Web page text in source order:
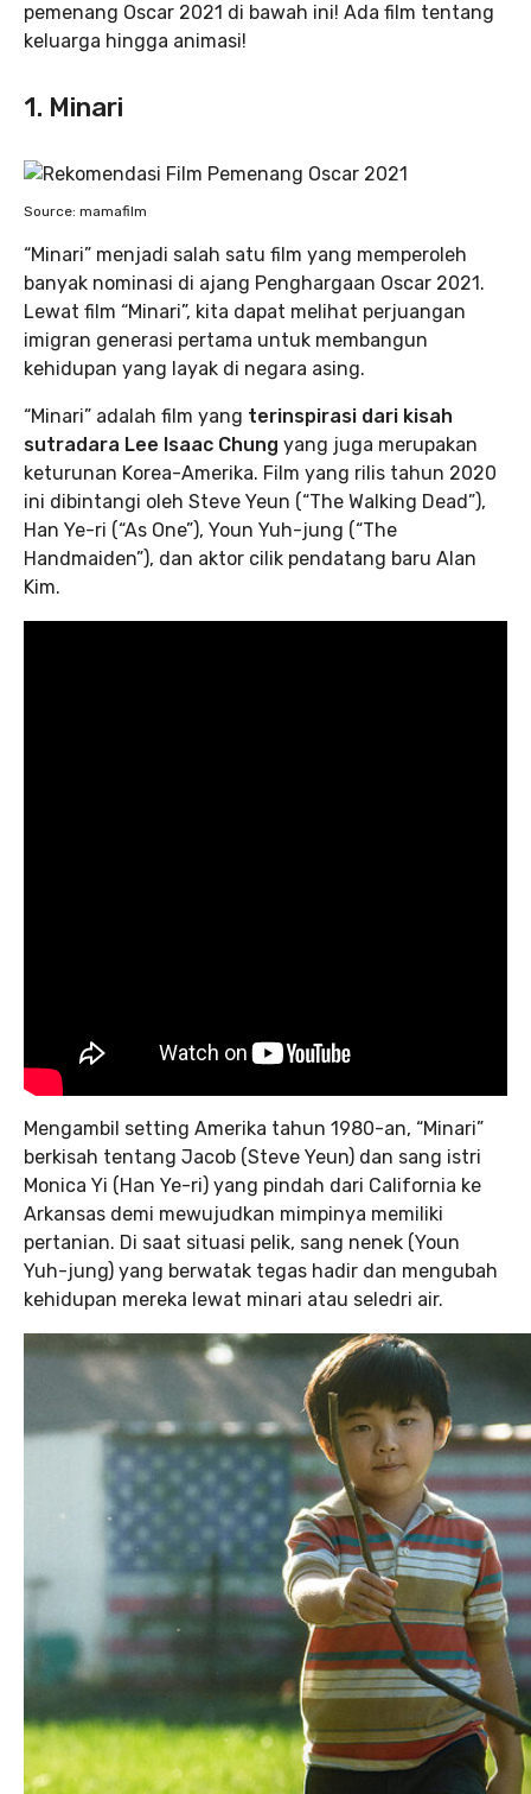
pemenang Oscar 2021 di bawah ini! Ada film tentang
keluarga hingga animasi!
1. Minari
Source: mamafilm
“Minari” menjadi salah satu film yang memperoleh
banyak nominasi di ajang Penghargaan Oscar 2021.
Lewat film “Minari”, kita dapat melihat perjuangan
imigran generasi pertama untuk membangun
kehidupan yang layak di negara asing.
“Minari” adalah film yang terinspirasi dari kisah
sutradara Lee Isaac Chung yang juga merupakan
keturunan Korea-Amerika. Film yang rilis tahun 2020
ini dibintangi oleh Steve Yeun (“The Walking Dead”),
Han Ye-ri (“As One”), Youn Yuh-jung (“The
Handmaiden”), dan aktor cilik pendatang baru Alan
Kim.
Mengambil setting Amerika tahun 1980-an, “Minari”
berkisah tentang Jacob (Steve Yeun) dan sang istri
Monica Yi (Han Ye-ri) yang pindah dari California ke
Arkansas demi mewujudkan mimpinya memiliki
pertanian. Di saat situasi pelik, sang nenek (Youn
Yuh-jung) yang berwatak tegas hadir dan mengubah
kehidupan mereka lewat minari atau seledri air.